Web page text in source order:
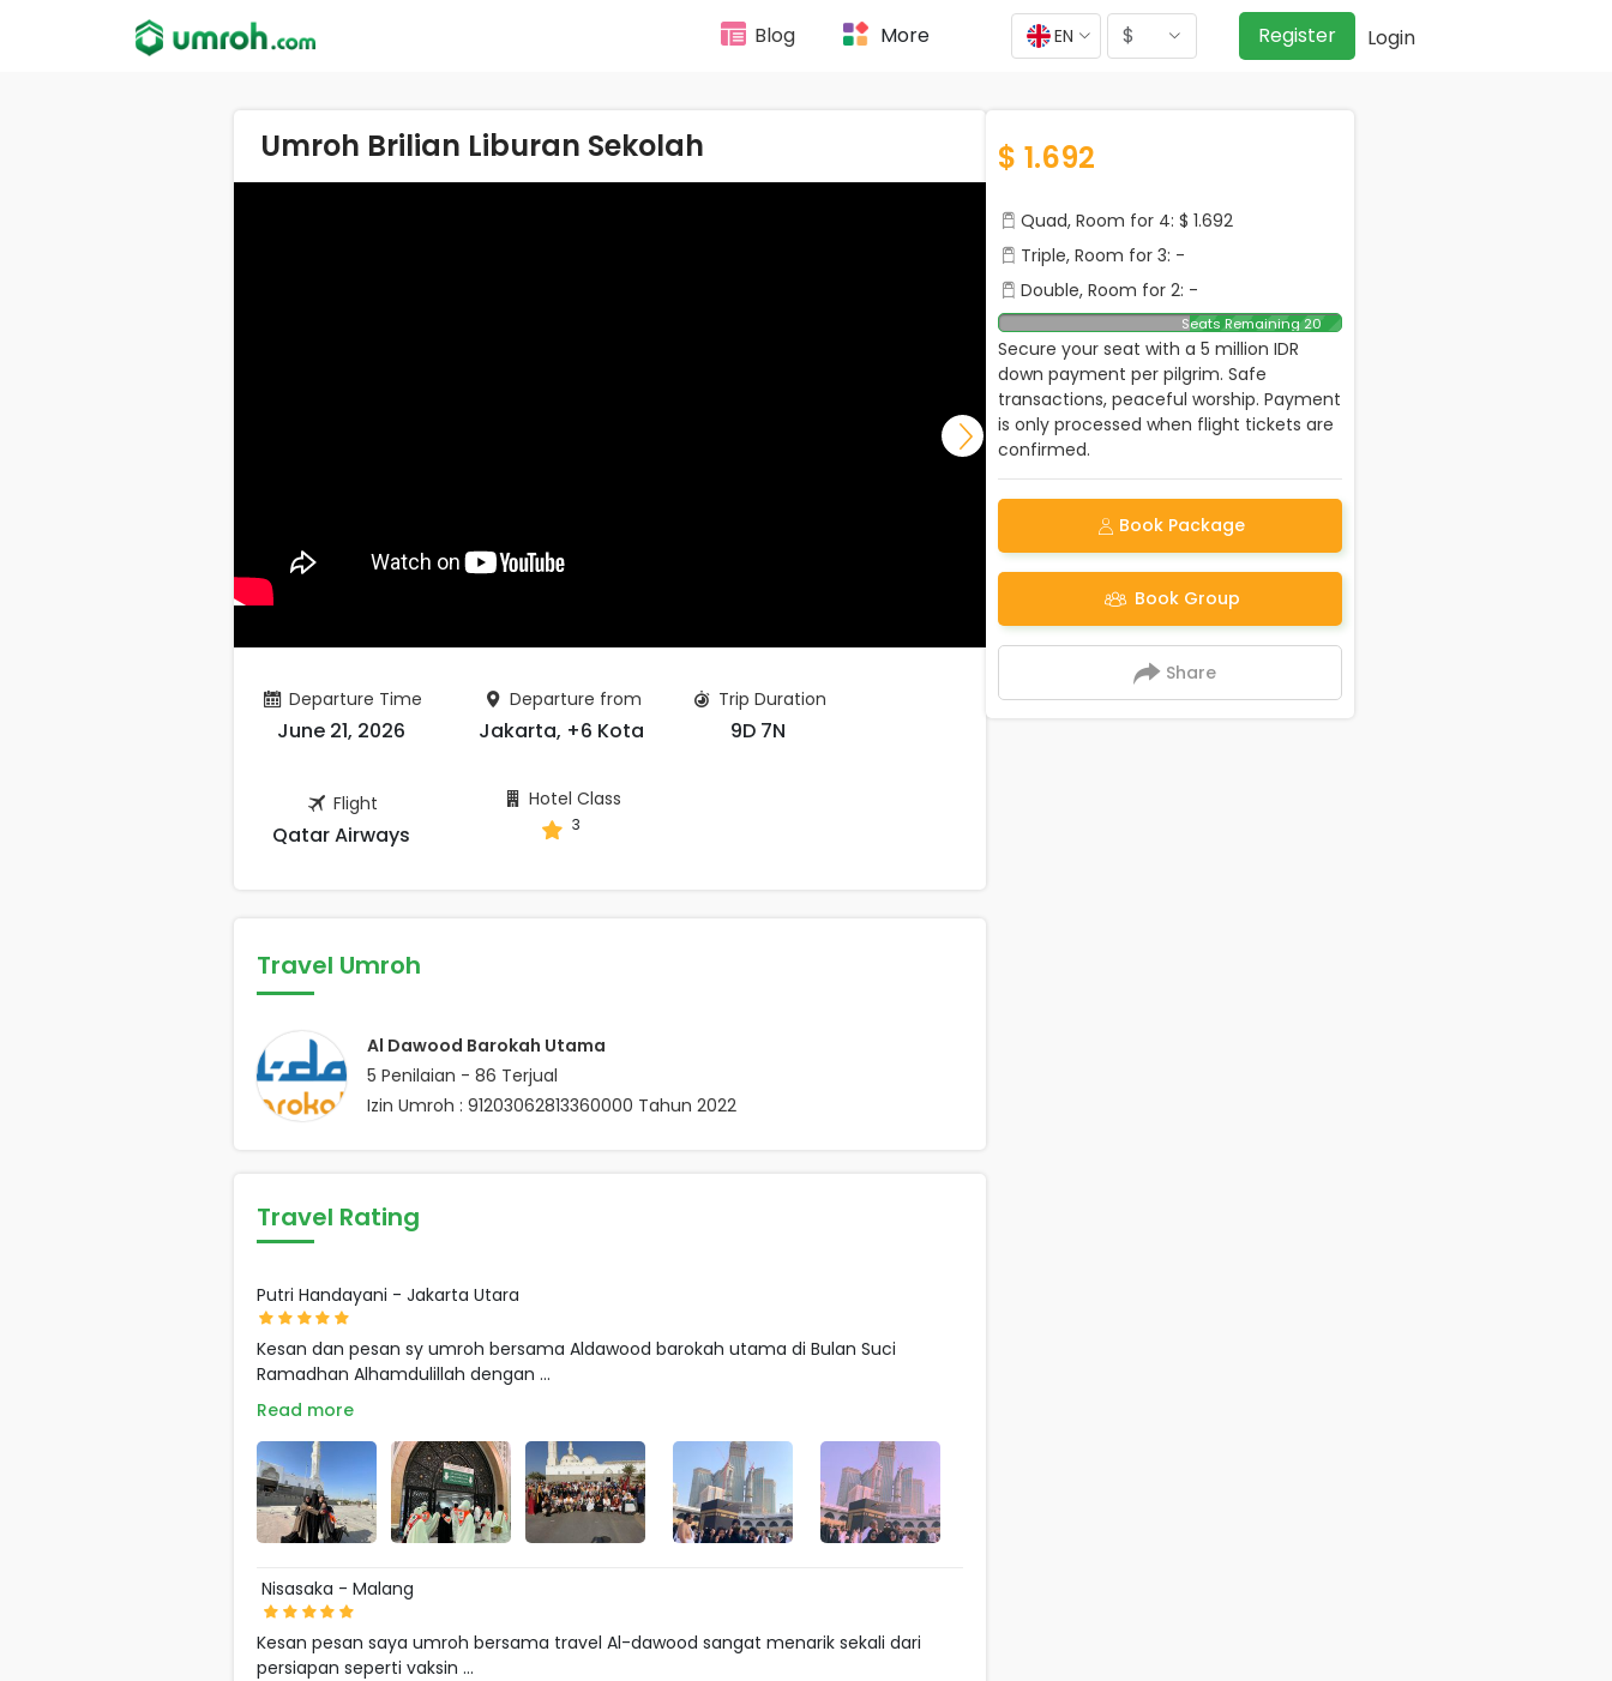
Blog More EN $ Login
Register
Umroh Brilian Liburan Sekolah
Departure Time
June 21, 2026
Flight
Qatar Airways
Departure from
Jakarta, +6 Kota
Hotel Class
3
Trip Duration
9D 7N
Travel Umroh
Al Dawood Barokah Utama
5 Penilaian - 86 Terjual
Izin Umroh : 91203062813360000 Tahun 2022
Travel Rating
Putri Handayani - Jakarta Utara
Kesan dan pesan sy umroh bersama Aldawood barokah utama di Bulan Suci
Ramadhan Alhamdulillah dengan ...
Read more
Nisasaka - Malang
Kesan pesan saya umroh bersama travel Al-dawood sangat menarik sekali dari
persiapan seperti vaksin ...
$ 1.692
Quad, Room for 4: $ 1.692
Triple, Room for 3: -
Double, Room for 2: -
Seats Remaining 20
Secure your seat with a 5 million IDR
down payment per pilgrim. Safe
transactions, peaceful worship. Payment
is only processed when flight tickets are
confirmed.
Book Package
Book Group
Share